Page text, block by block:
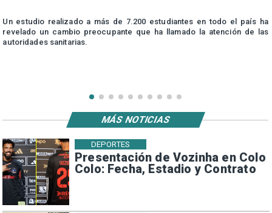
Un estudio realizado a más de 7.200 estudiantes en todo el país ha
revelado un cambio preocupante que ha llamado la atención de las
autoridades sanitarias.
Presentación de Vozinha en Colo
Colo: Fecha, Estadio y Contrato
DEPORTES
MÁS NOTICIAS